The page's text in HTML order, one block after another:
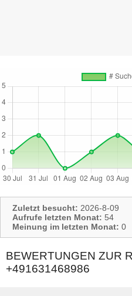
Zuletzt besucht: 2026-8-09
Aufrufe letzten Monat: 54
Meinung im letzten Monat: 0
BEWERTUNGEN ZUR
+491631468986